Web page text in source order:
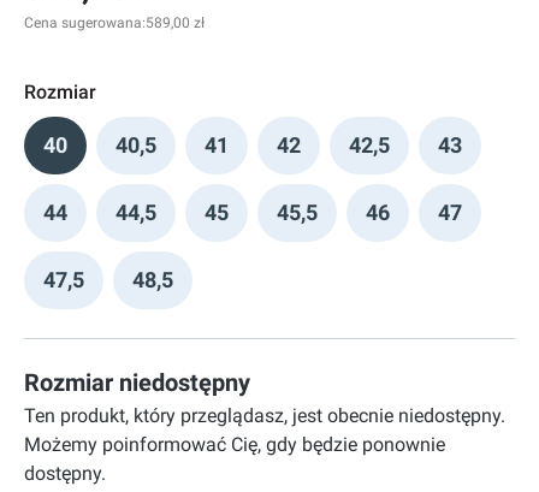
Cena sugerowana:589,00 zł
Rozmiar
40 40,5 41 42 42,5 43
44 44,5 45 45,5 46 47
47,5 48,5
Rozmiar niedostępny
Ten produkt, który przeglądasz, jest obecnie niedostępny.
Możemy poinformować Cię, gdy będzie ponownie
dostępny.